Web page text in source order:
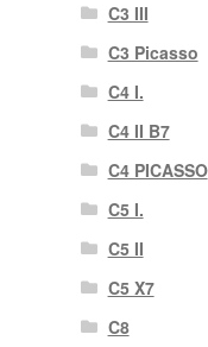
C3 III
C3 Picasso
C4 I.
C4 II B7
C4 PICASSO
C5 I.
C5 II
C5 X7
C8